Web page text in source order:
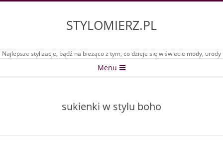
STYLOMIERZ.PL
Najlepsze stylizacje, bądź na bieżąco z tym, co dzieje się w świecie mody, urody
Menu
sukienki w stylu boho